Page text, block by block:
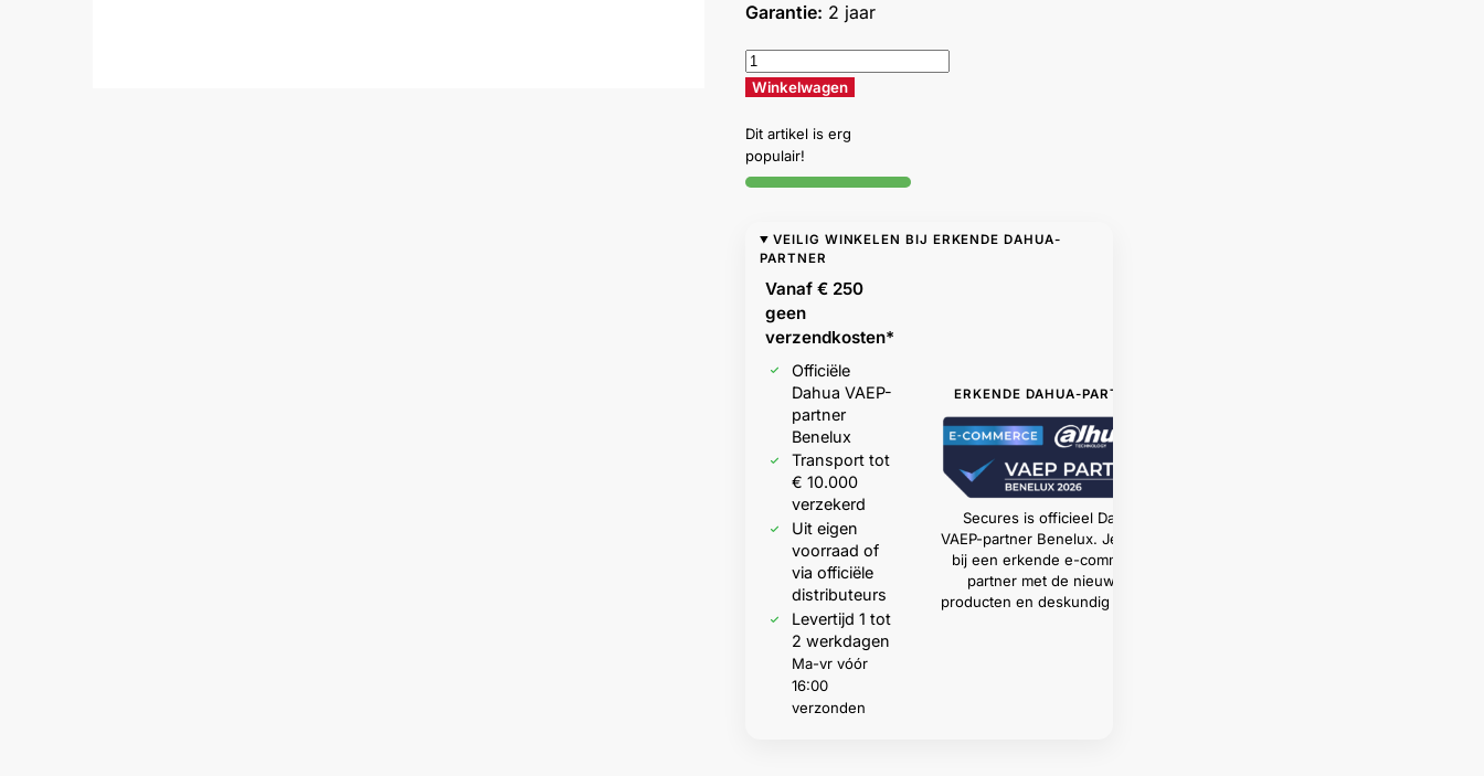
Garantie: 2 jaar
Winkelwagen
Dit artikel is erg
populair!
VEILIG WINKELEN BIJ ERKENDE DAHUA-
PARTNER
Vanaf € 250
geen
verzendkosten*
Officiële
Dahua VAEP-
partner
Benelux
Transport tot
€ 10.000
verzekerd
Uit eigen
voorraad of
via officiële
distributeurs
Levertijd 1 tot
2 werkdagen
Ma-vr vóór
16:00
verzonden
ERKENDE DAHUA-PARTNER
Secures is officieel Dahua
VAEP-partner Benelux. Je koopt
bij een erkende e-commerce
partner met de nieuwste
producten en deskundig advies.